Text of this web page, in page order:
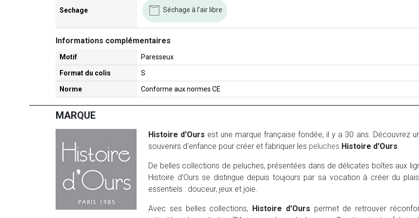
Sechage Séchage à l'air libre
Informations complémentaires
Motif Paresseux
Format du colis S
Norme Conforme aux normes CE
MARQUE
Histoire d'Ours est une marque française fondée, il y a 30 ans. Découvrez
souvenirs d'enfance pour créer et fabriquer les peluches Histoire d'Ours
De belles collections de peluches, présentées dans de délicates boîtes aux
Histoire d'Ours se distingue depuis toujours par sa vocation à créer du
essentiels : douceur, jeux et joie.
Avec ses belles collections, Histoire d'Ours permet de retrouver